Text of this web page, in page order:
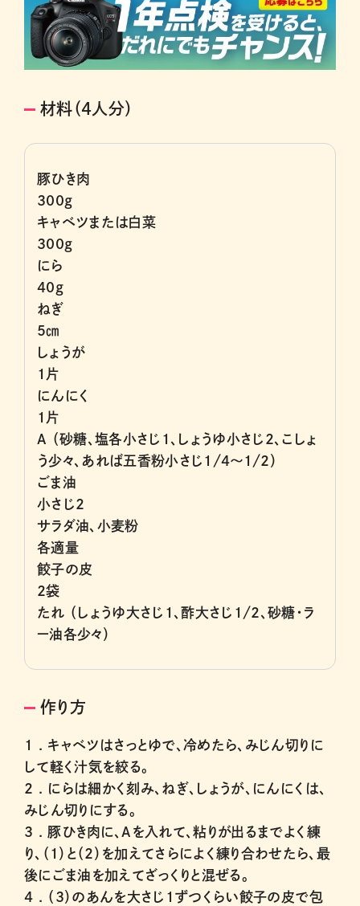
材料（4人分）
豚ひき肉
300g
キャベツまたは白菜
300g
にら
40g
ねぎ
5㎝
しょうが
1片
にんにく
1片
A （砂糖、塩各小さじ1、しょうゆ小さじ2、こしょ
う少々、あれば五香粉小さじ1/4〜1/2）
ごま油
小さじ2
サラダ油、小麦粉
各適量
餃子の皮
2袋
たれ （しょうゆ大さじ1、酢大さじ1/2、砂糖・ラ
ー油各少々）
作り方
1 . キャベツはさっとゆで、冷めたら、みじん切りに
して軽く汁気を絞る。
2 . にらは細かく刻み、ねぎ、しょうが、にんにくは、
みじん切りにする。
3 . 豚ひき肉に、Aを入れて、粘りが出るまでよく練
り、（1）と（2）を加えてさらによく練り合わせたら、最
後にごま油を加えてざっくりと混ぜる。
4 . （3）のあんを大さじ1ずつくらい餃子の皮で包